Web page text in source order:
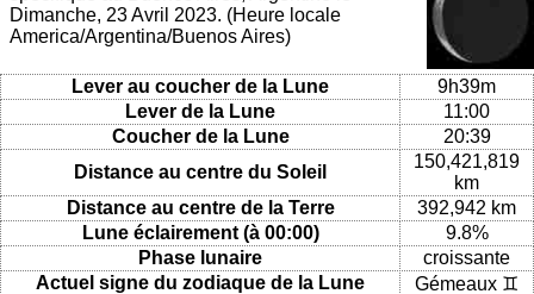
Dimanche, 23 Avril 2023. (Heure locale
America/Argentina/Buenos Aires)
Lever au coucher de la Lune
9h39m
Lever de la Lune
11:00
Coucher de la Lune
20:39
Distance au centre du Soleil
150,421,819
km
Distance au centre de la Terre
392,942 km
Lune éclairement (à 00:00)
9.8%
Phase lunaire
croissante
Actuel signe du zodiaque de la Lune
Gémeaux ♊